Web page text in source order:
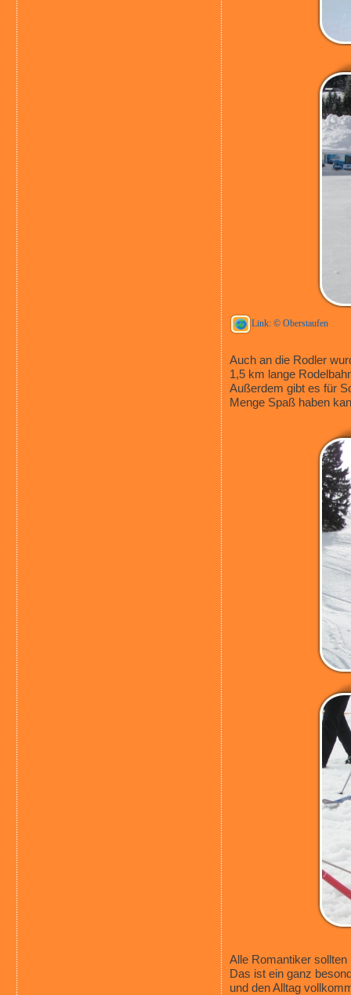
Link: © Oberstaufen
Auch an die Rodler
1,5 km lange
Außerdem gibt es für
Menge Spaß haben
Alle Romantiker
Das ist ein ganz
und den Alltag